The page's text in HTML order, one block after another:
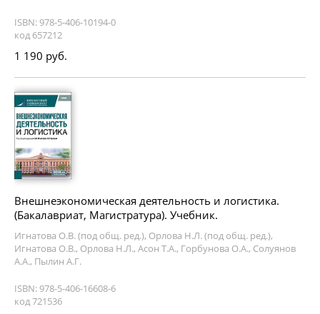
ISBN: 978-5-406-10194-0
код 657212
1 190 руб.
Внешнеэкономическая деятельность и логистика.
(Бакалавриат, Магистратура). Учебник.
Игнатова О.В. (под общ. ред.), Орлова Н.Л. (под общ. ред.),
Игнатова О.В., Орлова Н.Л., Асон Т.А., Горбунова О.А., Солуянов
А.А., Пылин А.Г.
ISBN: 978-5-406-16608-6
код 721536